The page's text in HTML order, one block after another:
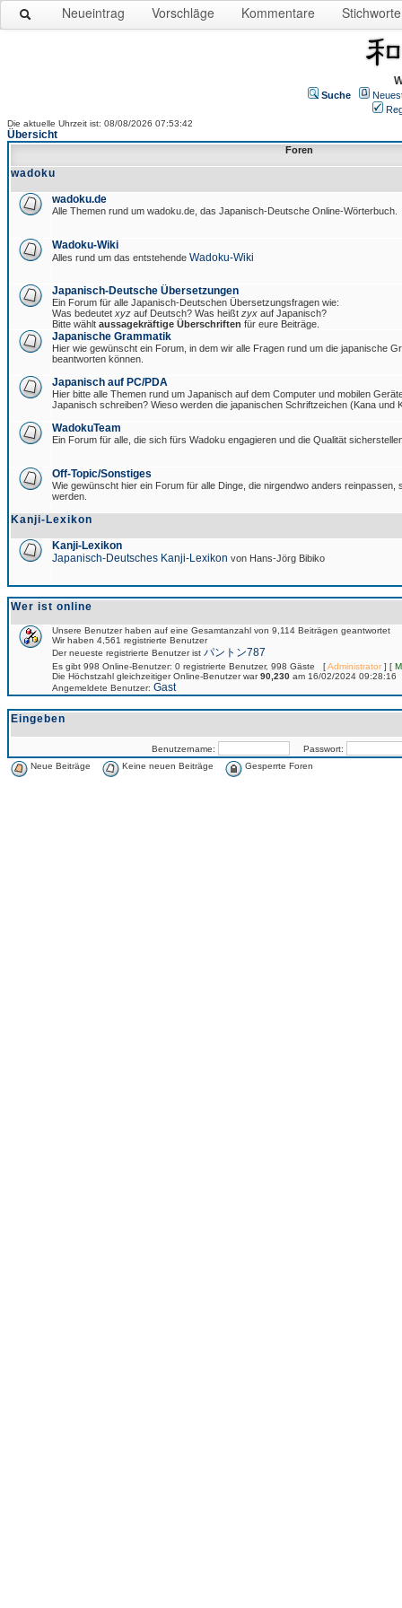
Neueintrag Vorschläge Kommentare Stichworte
Suche
Die aktuelle Uhrzeit ist: 08/08/2026 07:53:42
Übersicht
Foren
wadoku
wadoku.de
Alle Themen rund um wadoku.de, das Japanisch-Deutsche Online-Wörterbuch.
Wadoku-Wiki
Alles rund um das entstehende Wadoku-Wiki
Japanisch-Deutsche Übersetzungen
Ein Forum für alle Japanisch-Deutschen Übersetzungsfragen wie:
Was bedeutet xyz auf Deutsch? Was heißt zyx auf Japanisch?
Bitte wählt aussagekräftige Überschriften für eure Beiträge.
Japanische Grammatik
Hier wie gewünscht ein Forum, in dem wir alle Fragen rund um die japanische
beantworten können.
Japanisch auf PC/PDA
Hier bitte alle Themen rund um Japanisch auf dem Computer und mobilen
Japanisch schreiben? Wieso werden die japanischen Schriftzeichen (Kana und
WadokuTeam
Ein Forum für alle, die sich fürs Wadoku engagieren und die Qualität
Off-Topic/Sonstiges
Wie gewünscht hier ein Forum für alle Dinge, die nirgendwo anders reinpassen,
werden.
Kanji-Lexikon
Kanji-Lexikon
Japanisch-Deutsches Kanji-Lexikon von Hans-Jörg Bibiko
Wer ist online
Unsere Benutzer haben auf eine Gesamtanzahl von 9,114 Beiträgen geantwortet
Wir haben 4,561 registrierte Benutzer
Der neueste registrierte Benutzer ist パントン787
Es gibt 998 Online-Benutzer: 0 registrierte Benutzer, 998 Gäste [Administrator] [
Die Höchstzahl gleichzeitiger Online-Benutzer war90,230 am 16/02/2024 09:28:16
Angemeldete Benutzer: Gast
Eingeben
Benutzername:
Passwort:
Neue Beiträge
Keine neuen Beiträge Gesperrte Foren